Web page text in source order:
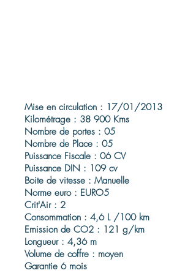
Mise en circulation : 17/01/2013
Kilométrage : 38 900 Kms
Nombre de portes : 05
Nombre de Place : 05
Puissance Fiscale : 06 CV
Puissance DIN : 109 cv
Boite de vitesse : Manuelle
Norme euro : EURO5
Crit'Air : 2
Consommation : 4,6 L /100 km
Emission de CO2 : 121 g/km
Longueur : 4,36 m
Volume de coffre : moyen
Garantie 6 mois